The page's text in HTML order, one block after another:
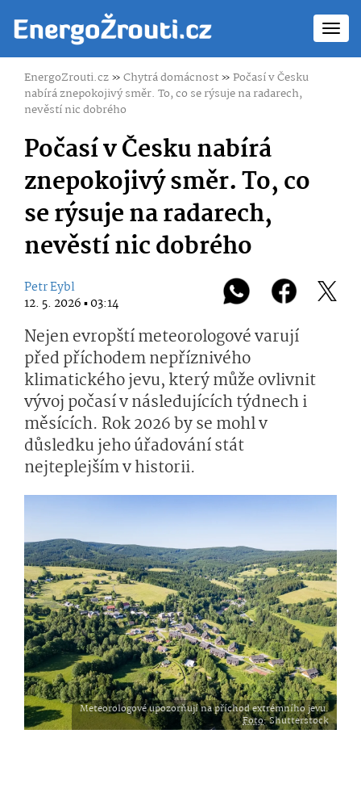
EnergoZrouti.cz»Chytrá domácnost»Počasí v Česku
nabírá znepokojivý směr. To, co se rýsuje na radarech,
nevěstí nic dobrého
Počasí v Česku nabírá
znepokojivý směr. To, co
se rýsuje na radarech,
nevěstí nic dobrého
Petr Eybl
12. 5. 2026 ▪ 03:14
Nejen evropští meteorologové varují
před příchodem nepříznivého
klimatického jevu, který může ovlivnit
vývoj počasí v následujících týdnech i
měsících. Rok 2026 by se mohl v
důsledku jeho úřadování stát
nejteplejším v historii.
Meteorologové upozorňují na příchod extrémního jevu.
Foto: Shutterstock